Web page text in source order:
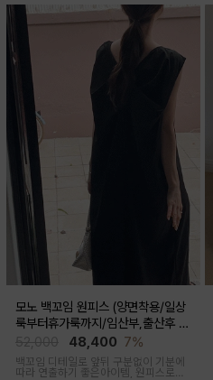
모노 백꼬임 원피스 (양면착용/일상
룩부터휴가룩까지/임산부,출산후 가
48,400 7%
백꼬임 디테일로 앞뒤 구분없이 기분에
따라 연출하기 좋은아이템, 원피스로도,